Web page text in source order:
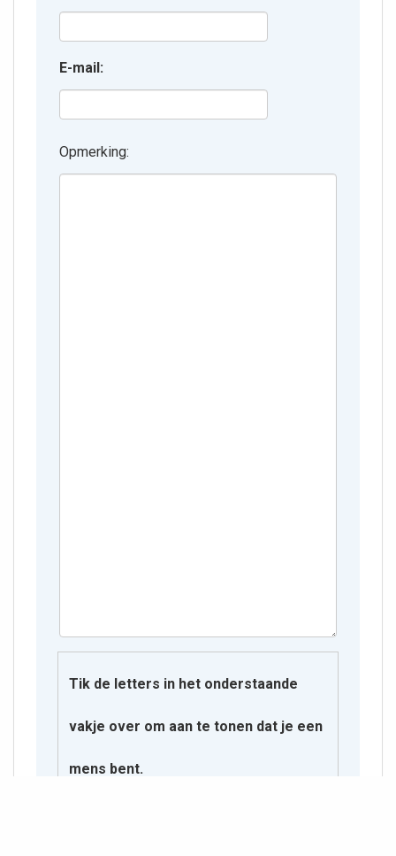
E-mail:
Opmerking:
Tik de letters in het onderstaande
vakje over om aan te tonen dat je een
mens bent.